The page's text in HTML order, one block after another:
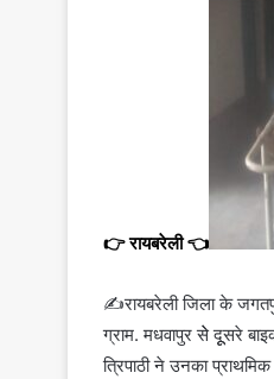
👉 रायबरेली 👈
✍️रायबरेली जिला के
ग्राम. मधवापुर सेे दूूसरे
त्रिपाठी ने उनका